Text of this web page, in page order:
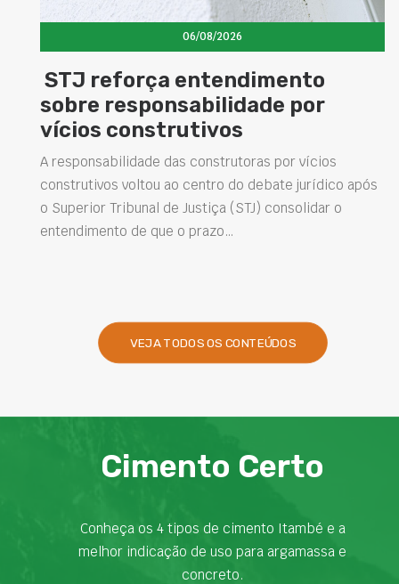
por
por vícios
do debate jurídico após
(STJ) consolidar o
Concretos
elevam
estruturas e
soluções na
Projetar estruturas mais
intervenções de
desempenho das obras
VEJA TODOS OS CONTEÚDOS
Cimento Certo
Conheça os 4 tipos de cimento Itambé e a
melhor indicação de uso para argamassa e
concreto.